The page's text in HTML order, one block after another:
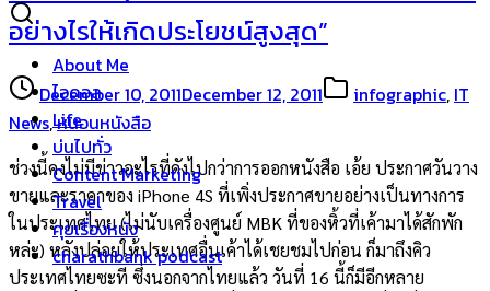
About Me
ไอดอล
Life
บ่นไปทั่ว
Content Marketing
Travel
คุยเรื่องหนัง
charathbank podcast
อย่างไรให้เกิดประโยชน์สูงสุด”
December 10, 2011December 12, 2011 infographic, IT
News,หนอนหนังสือ
ช่วงนี้คงไม่มีข่าวอะไรที่ดังไปกว่าการออกหนังสือ เอ้ย ประกาศวันวาง
ขายและราคาของ iPhone 4S ที่เพิ่งประกาศขายอย่างเป็นทางการ
ในประเทศไทย (ไม่นับเครื่องศูนย์ MBK ที่ของหิ้วที่เค้ามาได้สักพัก
หล่ะ) หลังปล่อยให้ประเทศอื่นเค้าได้เชยชมไปก่อน ก็มาถึงคิว
ประเทศไทยซะที ซึ่งนอกจากไทยแล้ว วันที่ 16 นี้ก็มีอีกหลาย